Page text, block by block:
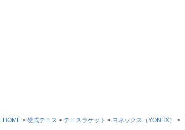
HOME 硬式テニス テニスラケット ヨネックス（YONEX）